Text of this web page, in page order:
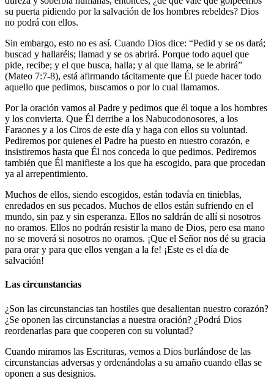
su puerta pidiendo por la salvación de los hombres rebeldes? Dios
no podrá con ellos.
Sin embargo, esto no es así. Cuando Dios dice: “Pedid y se os dará;
buscad y hallaréis; llamad y se os abrirá. Porque todo aquel que
pide, recibe; y el que busca, halla; y al que llama, se le abrirá”
(Mateo 7:7-8), está afirmando tácitamente que Él puede hacer todo
aquello que pedimos, buscamos o por lo cual llamamos.
Por la oración vamos al Padre y pedimos que él toque a los hombres
y los convierta. Que Él derribe a los Nabucodonosores, a los
Faraones y a los Ciros de este día y haga con ellos su voluntad.
Pediremos por quienes el Padre ha puesto en nuestro corazón, e
insistiremos hasta que Él nos conceda lo que pedimos. Pediremos
también que Él manifieste a los que ha escogido, para que procedan
ya al arrepentimiento.
Muchos de ellos, siendo escogidos, están todavía en tinieblas,
enredados en sus pecados. Muchos de ellos están sufriendo en el
mundo, sin paz y sin esperanza. Ellos no saldrán de allí si nosotros
no oramos. Ellos no podrán resistir la mano de Dios, pero esa mano
no se moverá si nosotros no oramos. ¡Que el Señor nos dé su gracia
para orar y para que ellos vengan a la fe! ¡Este es el día de
salvación!
Las circunstancias
¿Son las circunstancias tan hostiles que desalientan nuestro corazón?
¿Se oponen las circunstancias a nuestra oración? ¿Podrá Dios
reordenarlas para que cooperen con su voluntad?
Cuando miramos las Escrituras, vemos a Dios burlándose de las
circunstancias adversas y ordenándolas a su amaño cuando ellas se
oponen a sus designios.